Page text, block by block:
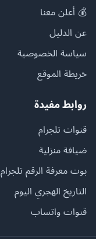
💰 أعلن معنا
عن الدليل
سياسة الخصوصية
خريطة الموقع
روابط مفيدة
قنوات تلجرام
ضيافة منزلية
بوت معرفة الرقم تلجرام
التاريخ الهجري اليوم
قنوات واتساب